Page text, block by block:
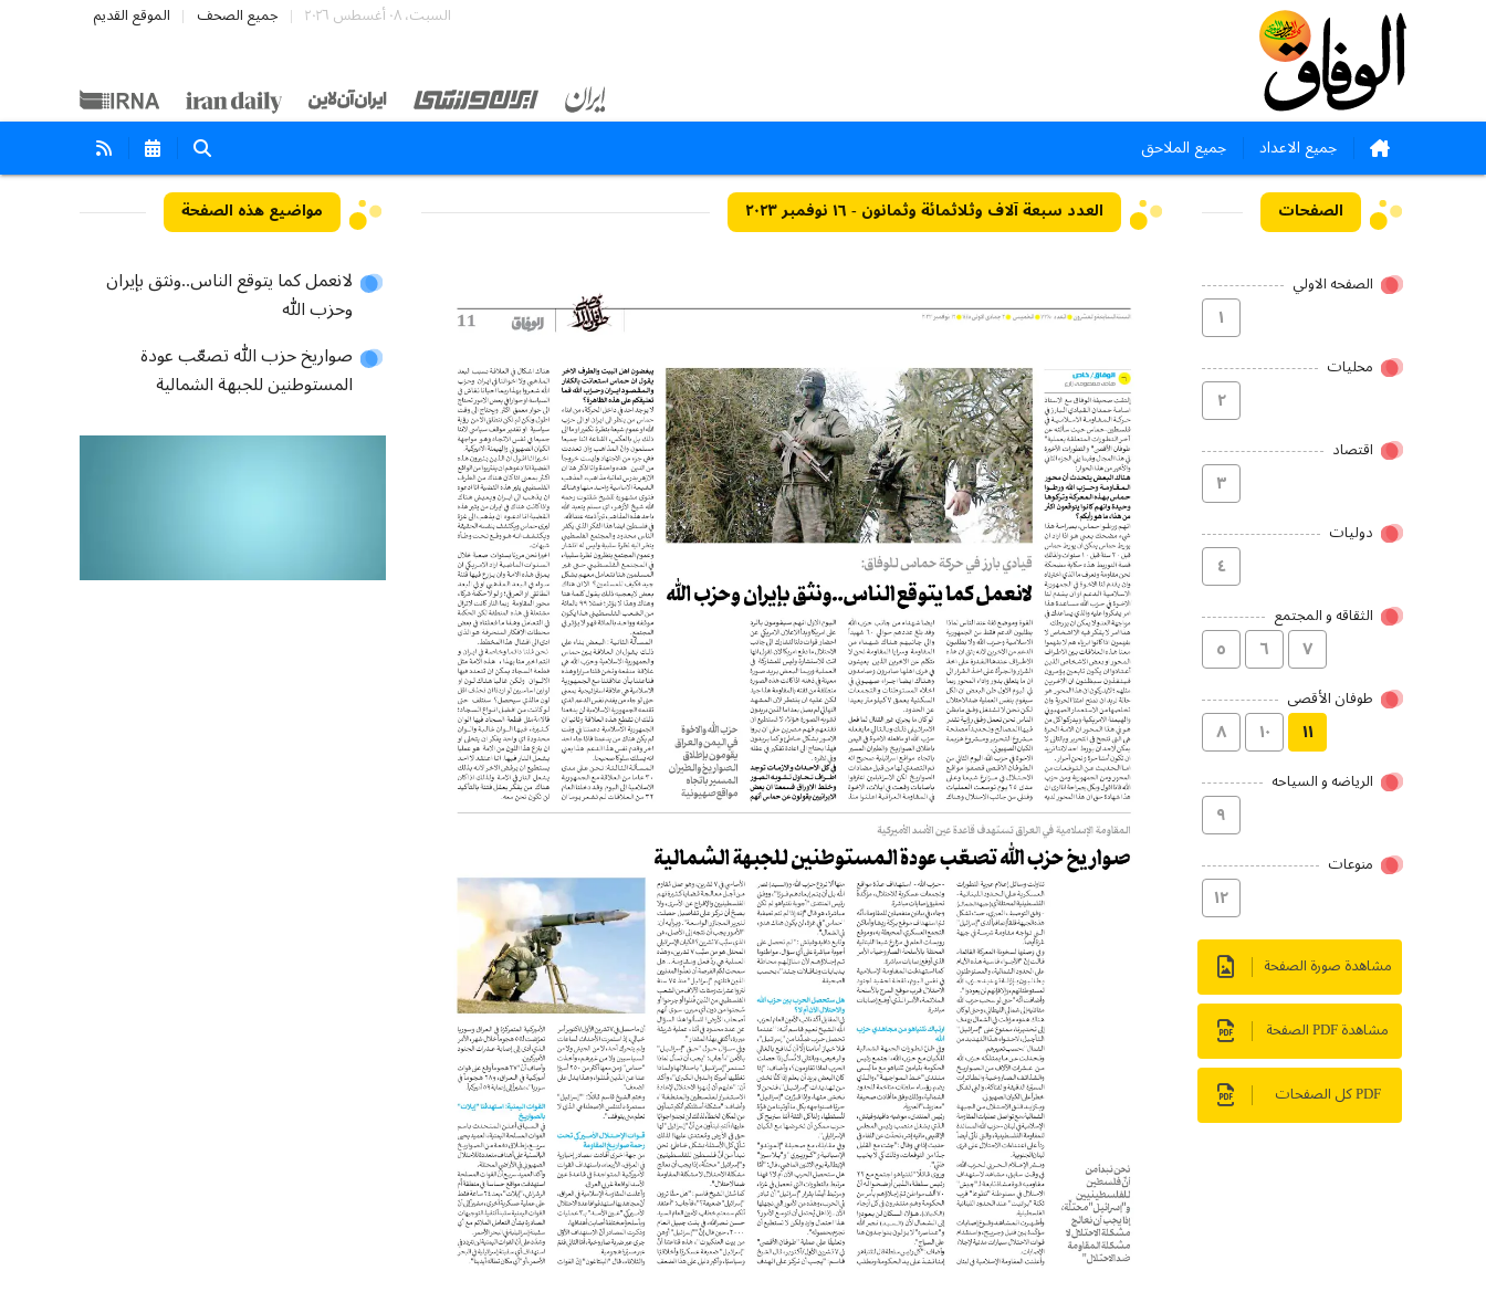
السبت، ٠٨ أغسطس ٢٠٢٦ جميع الصحف الموقع القديم
جميع الاعداد جميع الملاحق
الصفحات
الصفحه الاولي
۱
محلیات
۲
اقتصاد
۳
دولیات
٤
الثقاقه و المجتمع
٥ ٦ ۷
طوفان الأقصى
۸ ۱۰ ۱۱
الریاضه و السیاحه
۹
منوعات
۱۲
مشاهدة صورة الصفحة
مشاهدة PDF الصفحة
PDF كل الصفحات
العدد سبعة آلاف وثلاثمائة وثمانون - ١٦ نوفمبر ٢٠٢٣ مواضيع هذه الصفحة
لانعمل كما يتوقع الناس..ونثق بإيران
وحزب الله
صواريخ حزب الله تصعّب عودة
المستوطنين للجبهة الشمالية